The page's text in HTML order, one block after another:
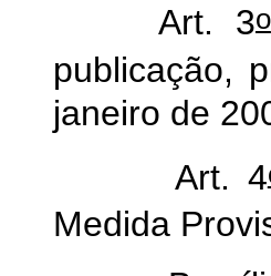
Art. 3o
publicação,
janeiro de
Art. 4
Medida